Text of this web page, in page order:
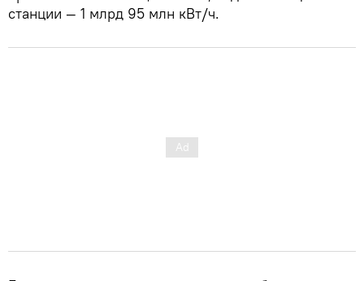
станции — 1 млрд 95 млн кВт/ч.